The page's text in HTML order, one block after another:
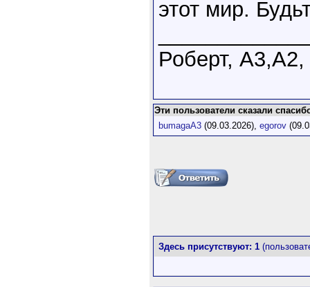
этот мир.
Роберт, А3,А2,
Эти пользователи сказали
bumagaA3 (09.03.2026), egorov
Здесь присутствуют: 1